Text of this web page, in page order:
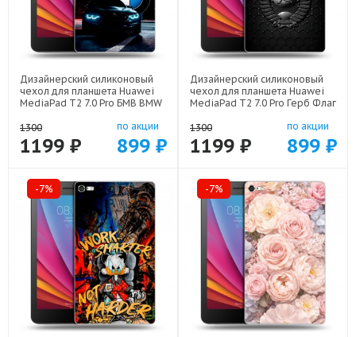
Дизайнерский силиконовый
чехол для планшета Huawei
MediaPad T2 7.0 Pro БМВ BMW
1300
1199 ₽
по акции
899 ₽
Дизайнерский силиконовый
чехол для планшета Huawei
MediaPad T2 7.0 Pro Герб Флаг
1300
1199 ₽
по акции
899 ₽
-7% -7%